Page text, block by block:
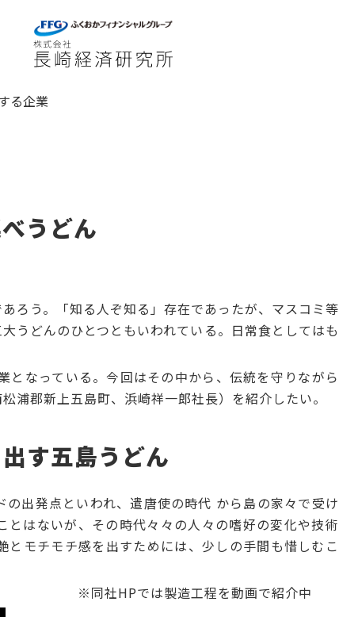
る企業
うどん
ろう。「知る人ぞ知る」存在であったが、マスコミ等
うどんのひとつともいわれている。日常食としてはも
なっている。今回はその中から、伝統を守りながら
浦郡新上五島町、浜崎祥一郎社長）を紹介したい。
す五島うどん
出発点といわれ、遣唐使の時代 から島の家々で受け
はないが、その時代々々の人々の嗜好の変化や技術
モチモチ感を出すためには、少しの手間も惜しむこ
てみよう。
※同社HPでは製造工程を動画で紹介中